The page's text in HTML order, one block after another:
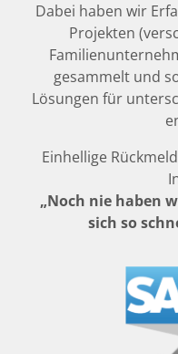
Dabei haben wir
Projekten
gesammelt und
Lösungen für
Einhellige
„Noch nie haben
sich so